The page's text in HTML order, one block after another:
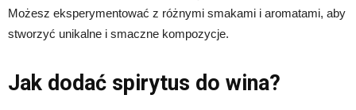
Możesz eksperymentować z różnymi smakami i aromatami, aby
stworzyć unikalne i smaczne kompozycje.
Jak dodać spirytus do wina?